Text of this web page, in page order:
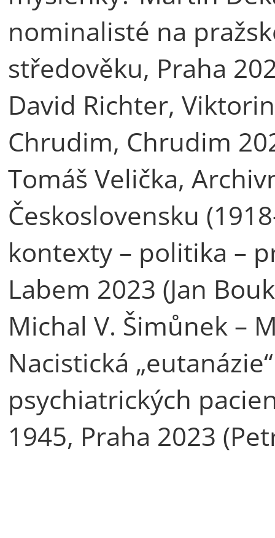
nominalisté na
středověku, Praha
David Richter,
Chrudim, Chrudim
Tomáš Velička,
Československu
kontexty – politika –
Labem 2023 (Jan
Michal V. Šimůnek –
Nacistická
psychiatrických
1945, Praha 2023